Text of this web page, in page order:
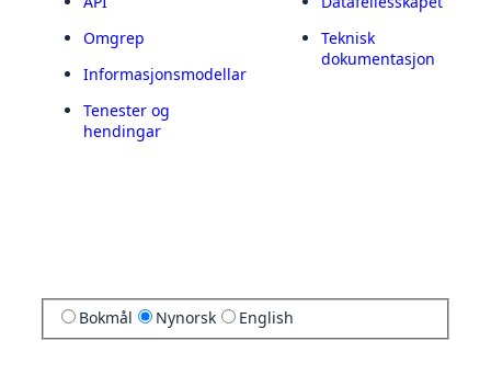
Omgrep
Informasjonsmodellar
Tenester og
hendingar
Teknisk
dokumentasjon
Bokmål Nynorsk English